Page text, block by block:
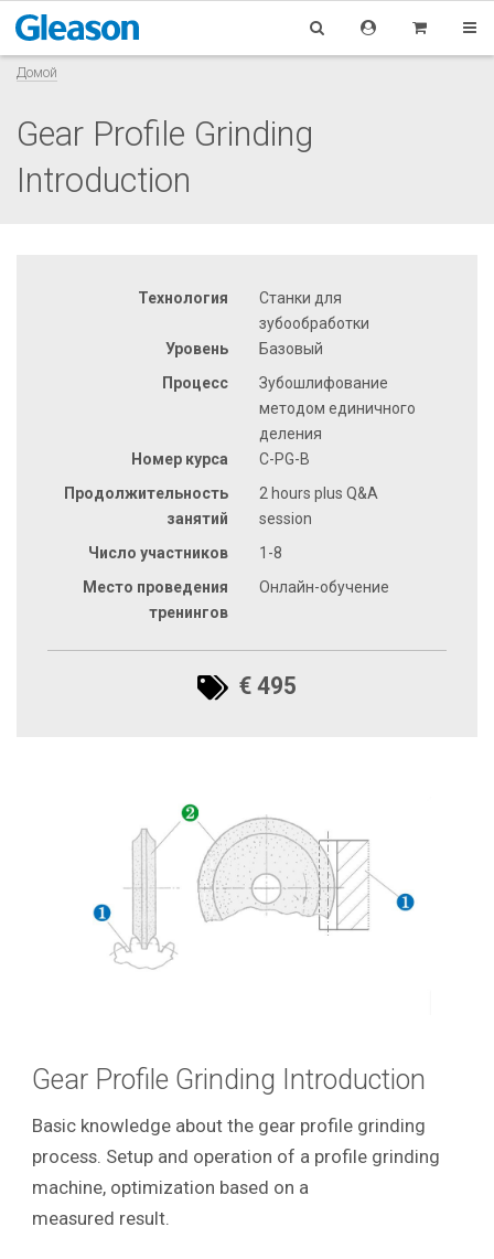
Домой
Gear Profile Grinding
Introduction
Технология
Станки для
зубообработки
Уровень
Базовый
Процесс
Зубошлифование
методом единичного
деления
Номер курса
C-PG-B
Продолжительность
занятий
2 hours plus Q&A
session
Число участников
1-8
Место проведения
тренингов
Онлайн-обучение
€ 495
Gear Profile Grinding Introduction
Basic knowledge about the gear profile grinding
process. Setup and operation of a profile grinding
machine, optimization based on a
measured result.